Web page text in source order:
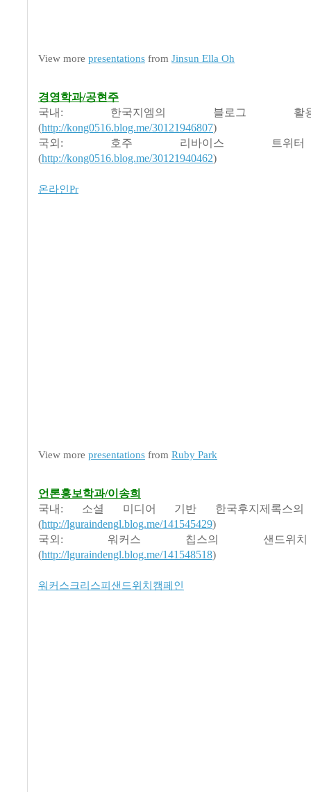
View more presentations from Jinsun Ella Oh
경영학과/공현주
국내: 한국지엠의 블로그
(http://kong0516.blog.me/30121946807)
국외: 호주 리바이스 트위
(http://kong0516.blog.me/30121940462)
온라인Pr
View more presentations from Ruby Park
언론홍보학과/이송희
국내: 소셜 미디어 기반 한국후지제록스
(http://lguraindengl.blog.me/141545429)
국외: 워커스 칩스의 샌드위
(http://lguraindengl.blog.me/141548518)
워커스크리스피샌드위치캠페인